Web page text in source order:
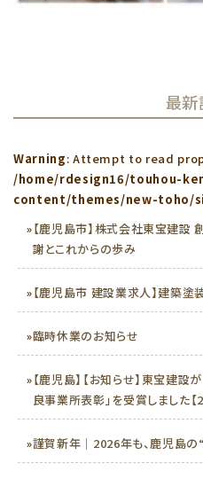
最
Warning: Attempt to read
/home/rdesign16/touhou-
content/themes/new-toho/
»【鹿児島市】株式会社東宝建
謝とこれからの歩み
»【鹿児島市 建設業求人】建築
»臨時休業のお知らせ
»【鹿児島】【お知らせ】東宝建
良事業所表彰」を受賞しました【
»謹賀新年｜2026年も、鹿児島の